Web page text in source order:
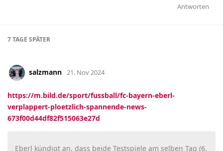
Antworten
7 TAGE SPÄTER
salzmann 21. Nov 2024
https://m.bild.de/sport/fussball/fc-bayern-eberl-
verplappert-ploetzlich-spannende-news-
673f00d44df82f515063e27d
Eberl kündigt an, dass beide Testspiele am selben Tag (6.